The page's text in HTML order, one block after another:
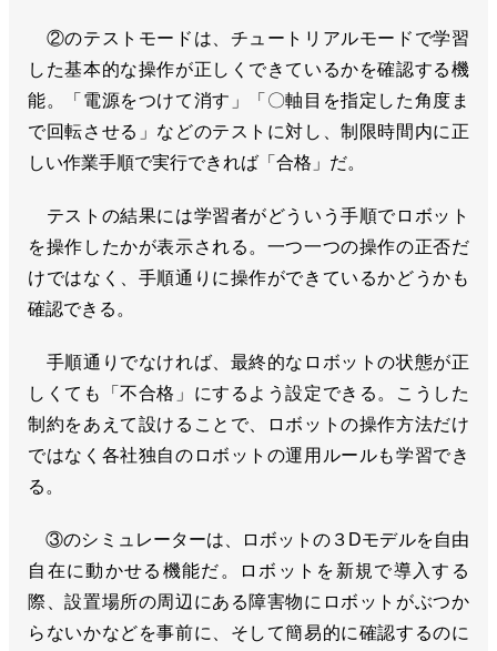
②のテストモードは、チュートリアルモードで学習
した基本的な操作が正しくできているかを確認する機
能。「電源をつけて消す」「〇軸目を指定した角度ま
で回転させる」などのテストに対し、制限時間内に正
しい作業手順で実行できれば「合格」だ。
テストの結果には学習者がどういう手順でロボット
を操作したかが表示される。一つ一つの操作の正否だ
けではなく、手順通りに操作ができているかどうかも
確認できる。
手順通りでなければ、最終的なロボットの状態が正
しくても「不合格」にするよう設定できる。こうした
制約をあえて設けることで、ロボットの操作方法だけ
ではなく各社独自のロボットの運用ルールも学習でき
る。
③のシミュレーターは、ロボットの３Dモデルを自由
自在に動かせる機能だ。ロボットを新規で導入する
際、設置場所の周辺にある障害物にロボットがぶつか
らないかなどを事前に、そして簡易的に確認するのに